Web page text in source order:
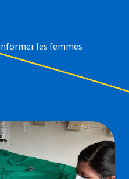
les femmes